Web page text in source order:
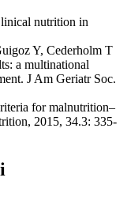
nutrition in
Y, Cederholm T
a multinational
J Am Geriatr Soc.
for malnutrition–
2015, 34.3: 335-